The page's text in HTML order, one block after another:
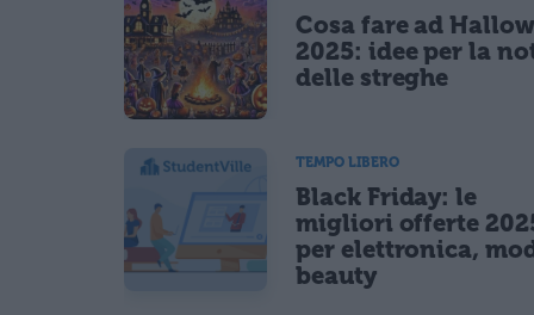
Cosa fare ad
2025: idee per la
delle streghe
TEMPO LIBERO
Black Friday: le
migliori offerte
per elettronica,
beauty